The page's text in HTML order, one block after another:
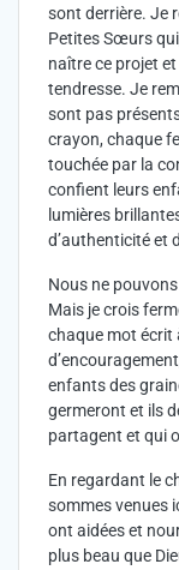
sont derrière. Je
Petites Sœurs
naître ce projet
tendresse. Je
sont pas
crayon, chaque
touchée par la
confient leurs
lumières
d’authenticité et
Nous ne
Mais je crois
chaque mot écrit
enfants des
germeront et ils
partagent et qui
En regardant le
sommes venues
ont aidées et
plus beau que